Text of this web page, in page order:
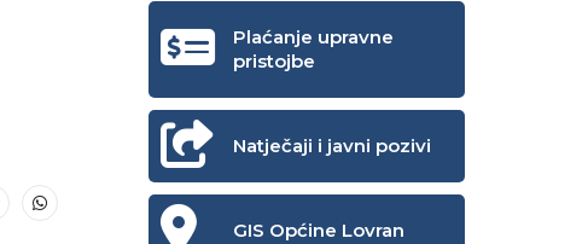
Plaćanje upravne
pristojbe
Natječaji i javni pozivi
GIS Općine Lovran